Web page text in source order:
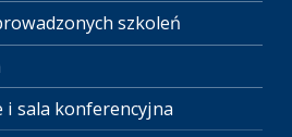
szkoleń
sala konferencyjna